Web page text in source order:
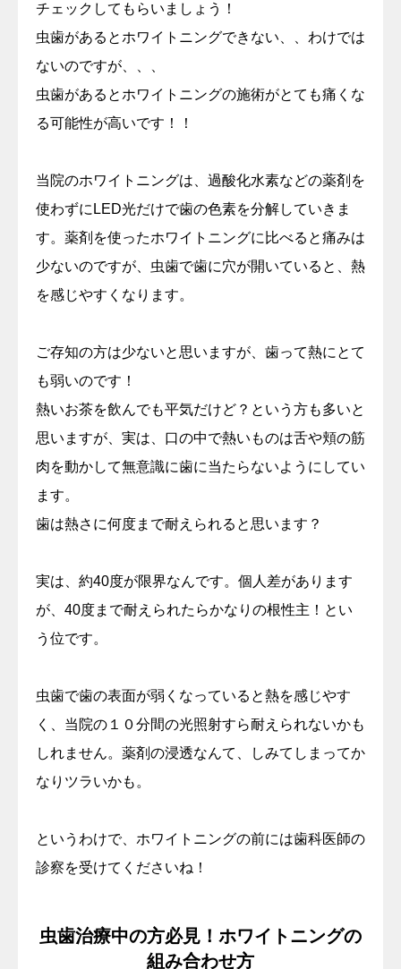
チェックしてもらいましょう！
虫歯があるとホワイトニングできない、、わけでは
ないのですが、、、
虫歯があるとホワイトニングの施術がとても痛くな
る可能性が高いです！！
当院のホワイトニングは、過酸化水素などの薬剤を
使わずにLED光だけで歯の色素を分解していきま
す。薬剤を使ったホワイトニングに比べると痛みは
少ないのですが、虫歯で歯に穴が開いていると、熱
を感じやすくなります。
ご存知の方は少ないと思いますが、歯って熱にとて
も弱いのです！
熱いお茶を飲んでも平気だけど？という方も多いと
思いますが、実は、口の中で熱いものは舌や頬の筋
肉を動かして無意識に歯に当たらないようにしてい
ます。
歯は熱さに何度まで耐えられると思います？
実は、約40度が限界なんです。個人差があります
が、40度まで耐えられたらかなりの根性主！とい
う位です。
虫歯で歯の表面が弱くなっていると熱を感じやす
く、当院の１０分間の光照射すら耐えられないかも
しれません。薬剤の浸透なんて、しみてしまってか
なりツラいかも。
というわけで、ホワイトニングの前には歯科医師の
診察を受けてくださいね！
虫歯治療中の方必見！ホワイトニングの
組み合わせ方